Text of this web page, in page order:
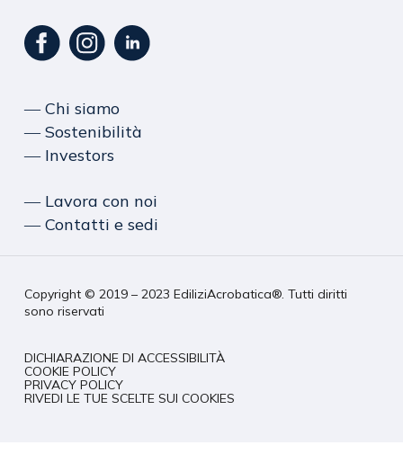
― Chi siamo
― Sostenibilità
― Investors
― Lavora con noi
― Contatti e sedi
Copyright © 2019 – 2023 EdiliziAcrobatica®. Tutti diritti
sono riservati
DICHIARAZIONE DI ACCESSIBILITÀ
COOKIE POLICY
PRIVACY POLICY
RIVEDI LE TUE SCELTE SUI COOKIES